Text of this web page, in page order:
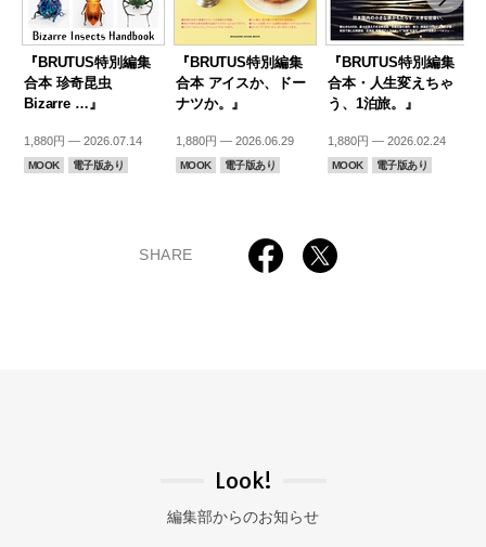
『BRUTUS特別編集
合本 珍奇昆虫
Bizarre …』
1,880円 — 2026.07.14
MOOK 電子版あり
『BRUTUS特別編集
合本 アイスか、ドー
ナツか。』
1,880円 — 2026.06.29
MOOK 電子版あり
『BRUTUS特別編集
合本・人生変えちゃ
う、1泊旅。』
1,880円 — 2026.02.24
MOOK 電子版あり
SHARE
Look!
編集部からのお知らせ